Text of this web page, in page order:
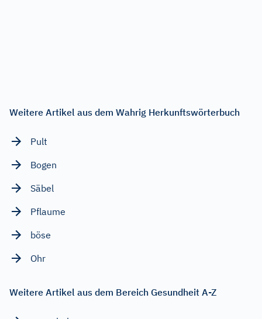
Weitere Artikel aus dem Wahrig Herkunftswörterbuch
Pult
Bogen
Säbel
Pflaume
böse
Ohr
Weitere Artikel aus dem Bereich Gesundheit A-Z